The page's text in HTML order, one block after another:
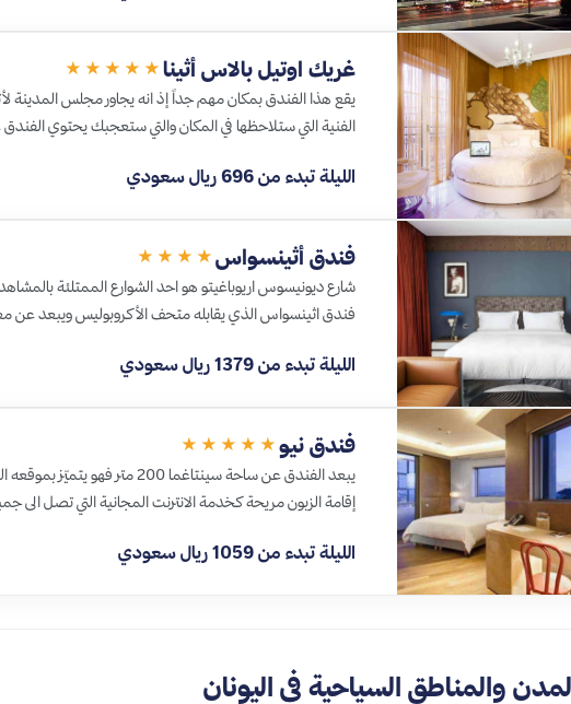
غريك اوتيل بالاس أثينا ★★★★★
يقع هذا الفندق بمكان مهم جداً إذ انه يجاور مجلس المدينة
الفنية التي ستلاحظها في المكان والتي ستعجبك يحتوي
الليلة تبدء من 696 ريال سعودي
فندق أثينسواس ★★★★
شارع ديونيسوس اريوباغيتو هو احد الشوارع الممتلئة
فندق اثينسواس الذي يقابله متحف الأكروبوليس ويبعد
الليلة تبدء من 1379 ريال سعودي
فندق نيو ★★★★★
يبعد الفندق عن ساحة سينتاغما
إقامة الزبون مريحة كخدمة الانترنت المجانية التي تصل
الليلة تبدء من 1059 ريال سعودي
والمناطق السياحية في اليونان